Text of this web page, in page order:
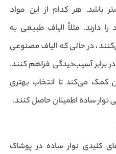
باشد. هر کدام از این مواد
دارند. مثلاً الیاف طبیعی به
، در حالی که الیاف مصنوعی
برابر آسیب‌دیدگی فراهم کنند.
کمک می‌کند تا انتخاب بهتری
نوار ساده اطمینان حاصل کنند.
کلیدی نوار ساده در پوشاک